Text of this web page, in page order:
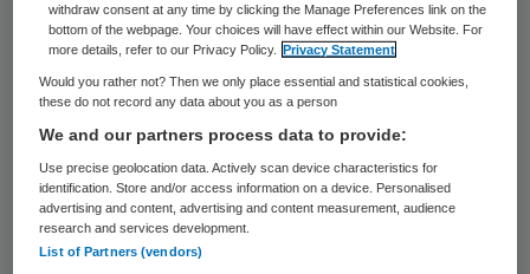
De benoeming van Van Dam volgt op de
wisseling van het voorzitterschap binnen de
raad van toezicht. Tanja Ineke, voormalig
voorzitter van de raad, trad in maart 2023
af vanwege het aflopen van haar laatste
zittingstermijn. Sinds haar aftreden heeft
Rob van Dam, zittend lid van de raad van
withdraw consent at any time by clicking the Manage Preferences link on the
bottom of the webpage. Your choices will have effect within our Website. For
more details, refer to our Privacy Policy.
Privacy Statement
Would you rather not? Then we only place essential and statistical cookies,
these do not record any data about you as a person
We and our partners process data to provide:
Use precise geolocation data. Actively scan device characteristics for
identification. Store and/or access information on a device. Personalised
advertising and content, advertising and content measurement, audience
research and services development.
List of Partners (vendors)